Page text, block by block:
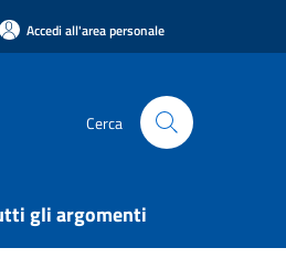
Accedi all'area personale
Cerca
gli argomenti